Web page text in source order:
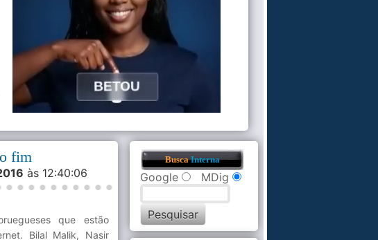
fim
às 12:40:06
que estão
Bilal Malik, Nasir
BuscaInterna
Google MDig